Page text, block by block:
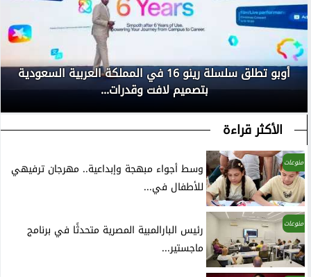
أوبو تطلق سلسلة رينو 16 في المملكة العربية السعودية
بتصميم لافت وقدرات...
الأكثر قراءة
منوعات
وسط أجواء مبهجة وإبداعية.. مهرجان ترفيهي
للأطفال في...
منوعات
رئيس البارالمبية المصرية متحدثًا في برنامج
ماجستير...